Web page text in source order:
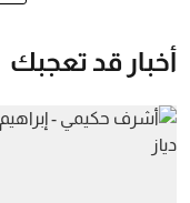
أخبار قد تعجبك